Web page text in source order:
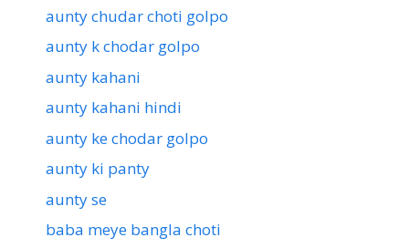
aunty chudar choti golpo
aunty k chodar golpo
aunty kahani
aunty kahani hindi
aunty ke chodar golpo
aunty ki panty
aunty se
baba meye bangla choti